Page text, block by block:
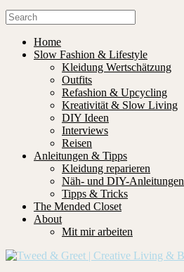
Home
Slow Fashion & Lifestyle
Kleidung Wertschätzung
Outfits
Refashion & Upcycling
Kreativität & Slow Living
DIY Ideen
Interviews
Reisen
Anleitungen & Tipps
Kleidung reparieren
Näh- und DIY-Anleitungen
Tipps & Tricks
The Mended Closet
About
Mit mir arbeiten